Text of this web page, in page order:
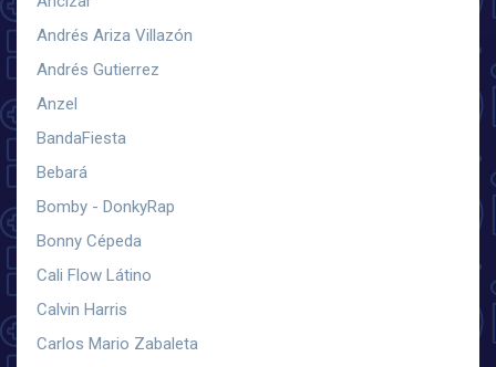
Andrés Ariza Villazón
Andrés Gutierrez
Anzel
BandaFiesta
Bebará
Bomby - DonkyRap
Bonny Cépeda
Cali Flow Látino
Calvin Harris
Carlos Mario Zabaleta